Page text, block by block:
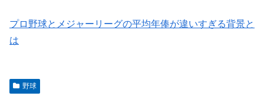
プロ野球とメジャーリーグの平均年俸が違いすぎる背景と
は
野球